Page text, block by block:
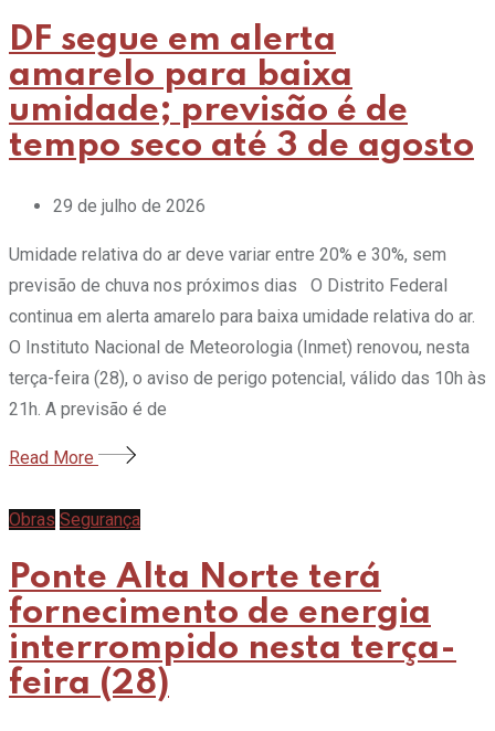
DF segue em alerta
amarelo para baixa
umidade; previsão é de
tempo seco até 3 de agosto
29 de julho de 2026
Umidade relativa do ar deve variar entre 20% e 30%, sem
previsão de chuva nos próximos dias O Distrito Federal
continua em alerta amarelo para baixa umidade relativa do ar.
O Instituto Nacional de Meteorologia (Inmet) renovou, nesta
terça-feira (28), o aviso de perigo potencial, válido das 10h às
21h. A previsão é de
Read More
Obras Segurança
Ponte Alta Norte terá
fornecimento de energia
interrompido nesta terça-
feira (28)